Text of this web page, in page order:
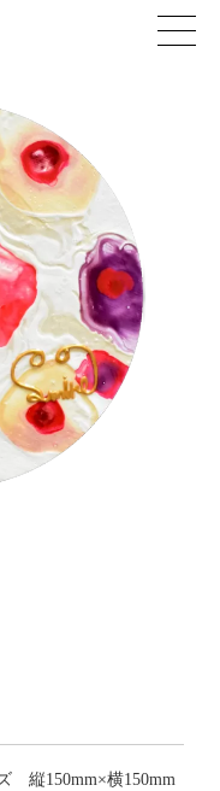
縦150mm×横150mm